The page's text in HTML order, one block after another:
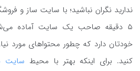
ندارید نگران نباشید؛ با سایت ساز و
۵ دقیقه صاحب یک سایت آماده
خودتان دارد که چطور محتواهای مورد
کنید. برای اینکه بهتر با محیط سایت